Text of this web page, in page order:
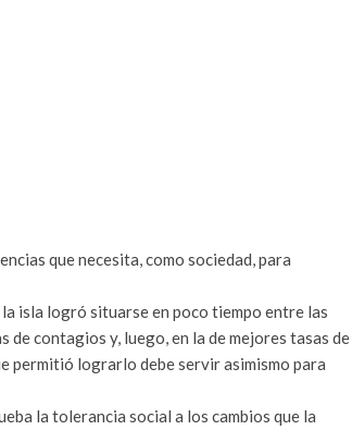
que necesita, como sociedad, para
isla logró situarse en poco tiempo entre las
contagios y, luego, en la de mejores tasas de
permitió lograrlo debe servir asimismo para
la tolerancia social a los cambios que la